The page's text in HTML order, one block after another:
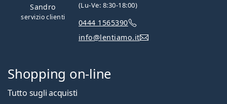
Sandro
servizio clienti
(Lu-Ve: 8:30-18:00)
0444 1565390
info@lentiamo.it
Shopping on-line
Tutto sugli acquisti